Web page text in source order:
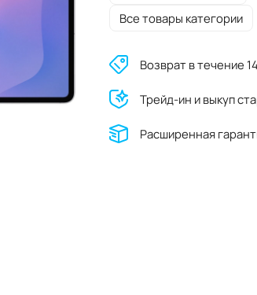
Все товары категории
Возврат в течение
Трейд-ин и выкуп
Расширенная